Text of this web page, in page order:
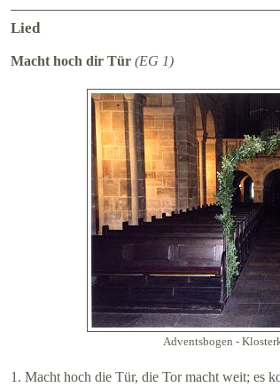
Lied
Macht hoch dir Tür (EG 1)
Adventsbogen -
1. Macht hoch die Tür, die Tor macht weit; es